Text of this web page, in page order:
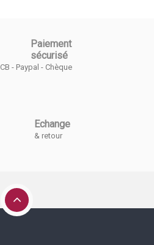
Paiement
sécurisé
CB - Paypal - Chèque
Echange
& retour